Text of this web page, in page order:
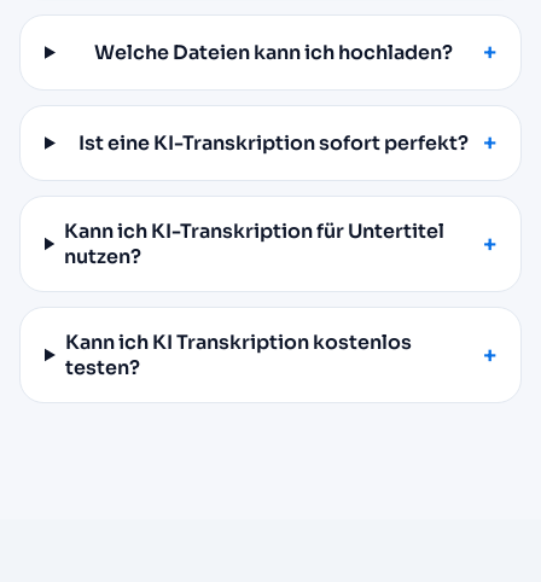
Welche Dateien kann ich hochladen?
Ist eine KI-Transkription sofort perfekt?
Kann ich KI-Transkription für Untertitel
nutzen?
Kann ich KI Transkription kostenlos
testen?